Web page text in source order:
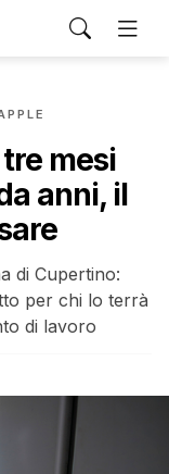
tre mesi
anni, il
di Cupertino:
per chi lo terrà
di lavoro